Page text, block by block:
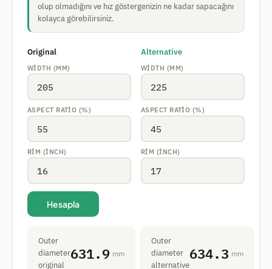
olup olmadığını ve hız göstergenizin ne kadar sapacağını
kolayca görebilirsiniz.
Original
WIDTH (MM)
ASPECT RATIO (%)
RIM (INCH)
Alternative
WIDTH (MM)
ASPECT RATIO (%)
RIM (INCH)
Hesapla
Outer
diameter
original
631.9 mm
Outer
diameter
alternative
634.3 mm